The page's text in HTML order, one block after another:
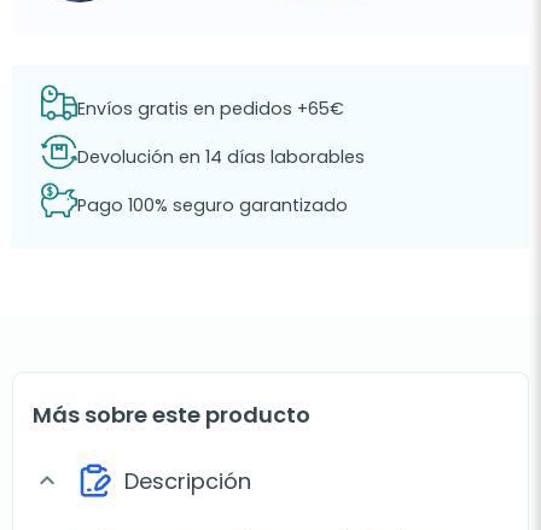
Envíos gratis en pedidos +65€
Devolución en 14 días laborables
Pago 100% seguro garantizado
Más sobre este producto
expand_more Descripción